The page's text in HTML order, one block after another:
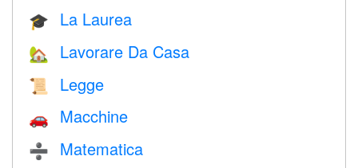
🎓 La Laurea
🏡 Lavorare Da Casa
📜 Legge
🚗 Macchine
➗ Matematica